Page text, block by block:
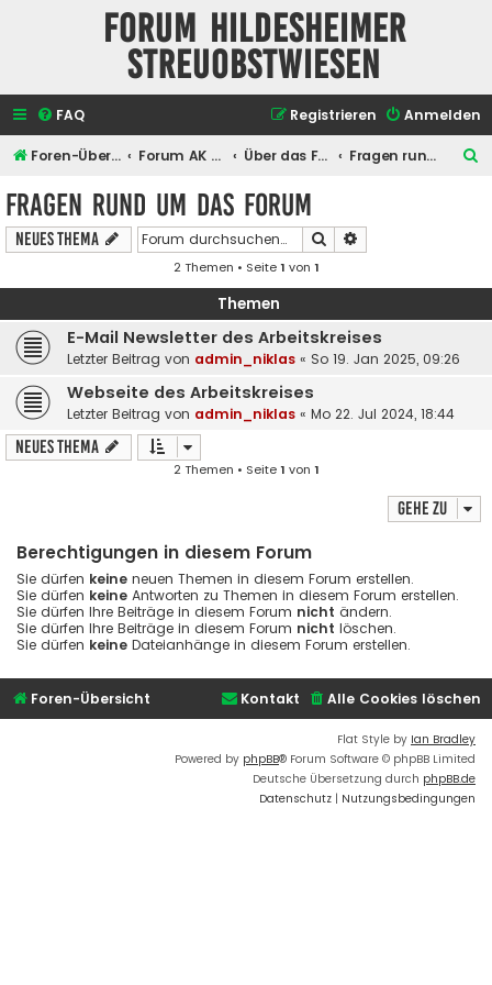
Forum Hildesheimer
Streuobstwiesen
FAQ Anmelden
Registrieren
Foren-Übersicht Forum AK Hildesheimer Streuobstwiesen Über das Forum selber Fragen rund um das Forum
Fragen rund um das Forum
Neues Thema Suche
2 Themen • Seite1 von 1
Themen
E-Mail Newsletter des Arbeitskreises
Letzter Beitrag von admin_niklas « So 19. Jan 2025, 09:26
Webseite des Arbeitskreises
Letzter Beitrag von admin_niklas « Mo 22. Jul 2024, 18:44
Neues Thema
2 Themen • Seite1 von 1
Gehe zu
Berechtigungen in diesem Forum
Sie dürfen keine neuen Themen in diesem Forum erstellen.
Sie dürfen keine Antworten zu Themen in diesem Forum erstellen.
Sie dürfen Ihre Beiträge in diesem Forum nicht ändern.
Sie dürfen Ihre Beiträge in diesem Forum nicht löschen.
Sie dürfen keine Dateianhänge in diesem Forum erstellen.
Foren-Übersicht Alle Cookies löschen
Kontakt
Flat Style by Ian Bradley
Powered by phpBB® Forum Software © phpBB Limited
Deutsche Übersetzung durch phpBB.de
Datenschutz | Nutzungsbedingungen